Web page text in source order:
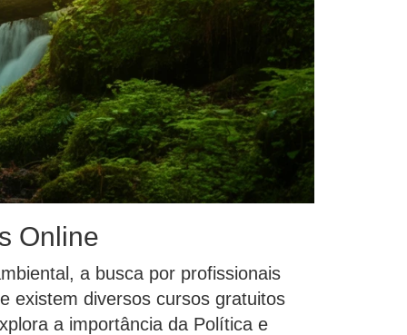
Online
a busca por profissionais
existem diversos cursos gratuitos
a importância da Política e